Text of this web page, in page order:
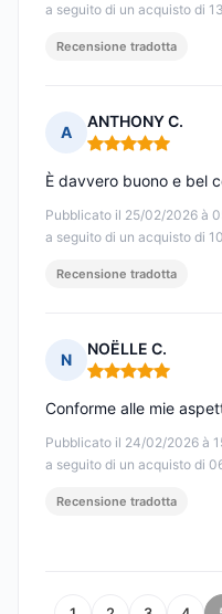
a seguito di un acquisto di
Recensione tradotta
A
ANTHONY C.
Nota: 5 su 5
Pubblicato il 25/02/2026 à
a seguito di un acquisto di
È davvero buono e bel
Recensione tradotta
N
NOËLLE C.
Nota: 5 su 5
Pubblicato il 24/02/2026 à
a seguito di un acquisto di
Conforme alle mie
Recensione tradotta